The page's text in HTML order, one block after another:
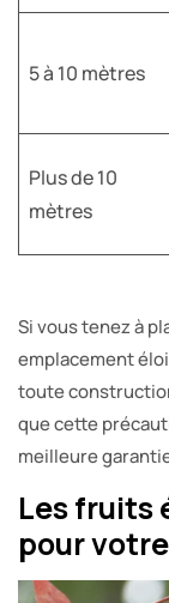
5 à 10 mètres
Plus de 10
mètres
Si vous tenez à
emplacement
toute
que cette
meilleure
Les fruits
pour